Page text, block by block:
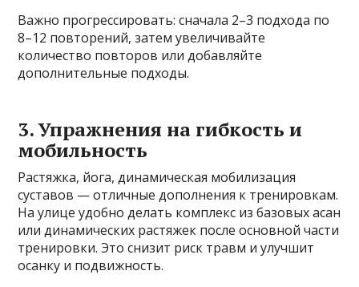
Важно прогрессировать: сначала 2–3 подхода по
8–12 повторений, затем увеличивайте
количество повторов или добавляйте
дополнительные подходы.
3. Упражнения на гибкость и
мобильность
Растяжка, йога, динамическая мобилизация
суставов — отличные дополнения к тренировкам.
На улице удобно делать комплекс из базовых асан
или динамических растяжек после основной части
тренировки. Это снизит риск травм и улучшит
осанку и подвижность.